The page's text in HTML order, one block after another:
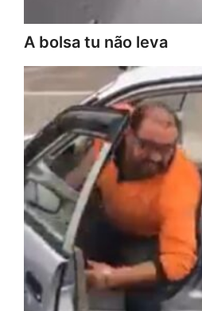
A bolsa tu não leva